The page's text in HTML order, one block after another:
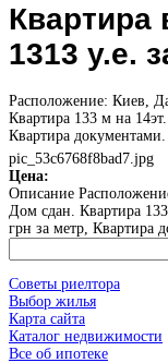
Квартира
1313 у.е.
Расположение: Киев,
Квартира 133 м на
Квартира документами.
pic_53c6768f8bad7.jpg
Цена:
Описание
Дом сдан. Квартира
грн за метр, Квартира
Советы риелтора
Выбор жилья
Карта сайта
Каталог недвижимости
Все об ипотеке